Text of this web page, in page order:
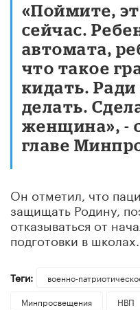
«Поймите,
сейчас.
автомата,
что такое
кидать. Ради
делать.
женщина», -
главе
Он отметил, что
защищать Родину,
отказываться от
подготовки в школах.
Теги: военно-
Минпросвещения
НВП